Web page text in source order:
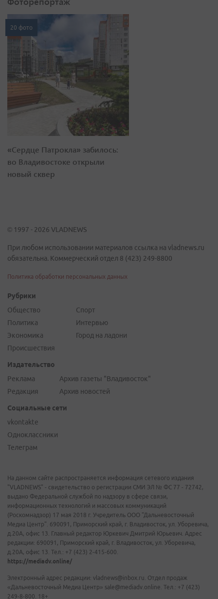
20 фото
«Сердце Патрокла» забилось:
во Владивостоке открыли
новый сквер
© 1997 - 2026 VLADNEWS
При любом использовании материалов ссылка на vladnews.ru
обязательна. Коммерческий отдел 8 (423) 249-8800
Политика обработки персональных данных
Рубрики
Общество
Политика
Экономика
Происшествия
Спорт
Интервью
Город на ладони
Издательство
Реклама
Редакция
Архив газеты "Владивосток"
Архив новостей
Социальные сети
vkontakte
Одноклассники
Телеграм
На данном сайте распространяется информация сетевого издания
"VLADNEWS" - свидетельство о регистрации СМИ ЭЛ № ФС 77 - 72742,
выдано Федеральной службой по надзору в сфере связи,
информационных технологий и массовых коммуникаций
(Роскомнадзор) 17 мая 2018 г. Учредитель ООО "Дальневосточный
Медиа Центр". 690091, Приморский край, г. Владивосток, ул. Уборевича,
д.20А, офис 13. Главный редактор Юркевич Дмитрий Юрьевич. Адрес
редакции: 690091, Приморский край, г. Владивосток, ул. Уборевича,
д.20А, офис 13. Тел.: +7 (423) 2-415-600.
https://mediadv.online/
Электронный адрес редакции: vladnews@inbox.ru. Отдел продаж
«Дальневосточный Медиа Центр» sale@mediadv.online. Тел.: +7 (423)
249-8-800. 18+